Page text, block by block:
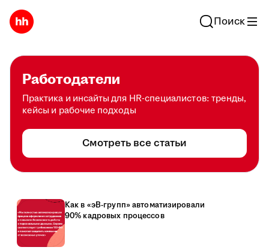
Поиск
Работодатели
Практика и инсайты для HR-специалистов: тренды,
кейсы и рабочие подходы
Смотреть все статьи
Как в «эВ-групп» автоматизировали
90% кадровых процессов